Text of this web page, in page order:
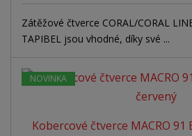
Zátěžové čtverce CORAL/CORAL
TAPIBEL jsou vhodné, díky své ...
NOVINKA
Kobercové čtverce MACRO 91